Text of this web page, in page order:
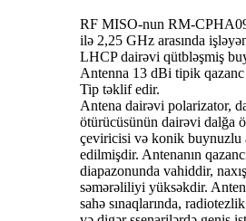
RF MISO-nun RM-
ilə 2,25 GHz arasında
LHCP dairəvi qütbləşmiş
Antenna 13 dBi tipik qazanc
Tip təklif edir.
Antena dairəvi polarizator,
ötürücüsünün dairəvi dalğa
çeviricisi və konik buynuzlu
edilmişdir. Antenanın
diapazonunda vahiddir,
səmərəliliyi yüksəkdir.
sahə sınaqlarında,